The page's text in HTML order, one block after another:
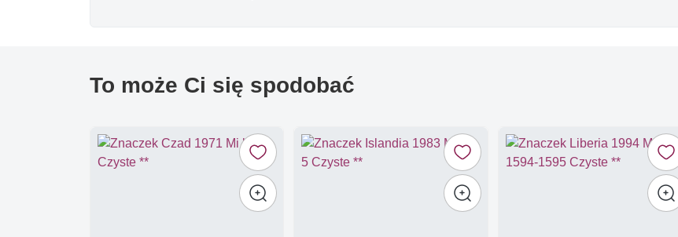
To może Ci się spodobać